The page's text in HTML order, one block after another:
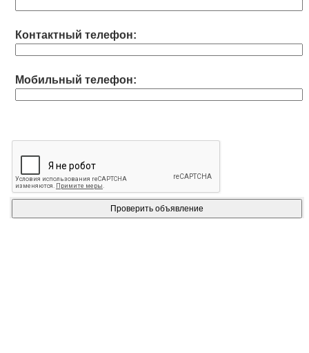
Контактный телефон:
Мобильный телефон: